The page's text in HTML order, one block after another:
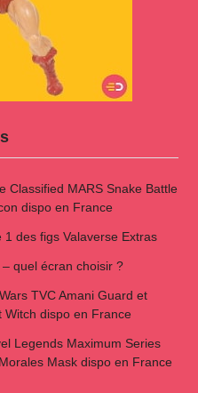
Classified MARS Snake Battle
dispo en France
1 des figs Valaverse Extras
quel écran choisir ?
TVC Amani Guard et
Witch dispo en France
Legends Maximum Series
Mask dispo en France